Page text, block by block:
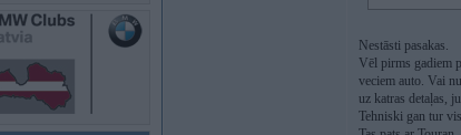
Nestāsti pasakas.
Vēl pirms gadiem
veciem auto. Vai
uz katras detaļas,
Tehniski gan tur